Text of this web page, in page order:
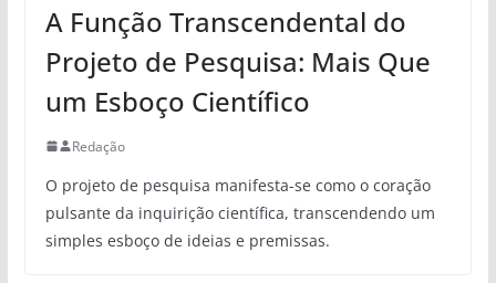
A Função Transcendental do
Projeto de Pesquisa: Mais Que
um Esboço Científico
Redação
O projeto de pesquisa manifesta-se como o coração
pulsante da inquirição científica, transcendendo um
simples esboço de ideias e premissas.